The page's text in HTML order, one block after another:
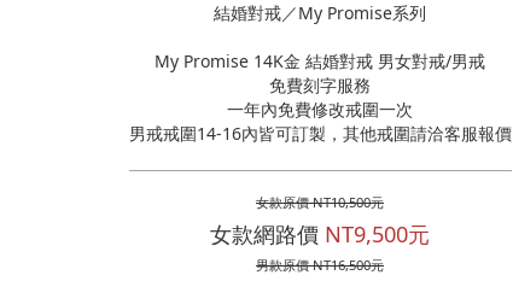
結婚對戒／My Promise系列
My Promise 14K金 結婚對戒 男女對戒/男戒
免費刻字服務
一年內免費修改戒圍一次
男戒戒圍14-16內皆可訂製，其他戒圍請洽客服報價
女款原價 NT10,500元
女款網路價 NT9,500元
男款原價 NT16,500元